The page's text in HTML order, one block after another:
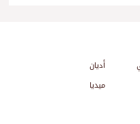
أديان
ميديا